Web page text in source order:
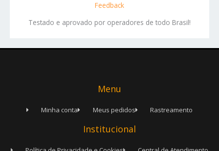
Feedback
Testado e aprovado por operadores de todo Brasil!
Menu
Minha conta Meus pedidos Rastreamento
Institucional